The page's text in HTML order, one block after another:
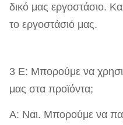
δικό μας εργοστάσιο.
το εργοστάσιό μας.
3 Ε: Μπορούμε να
μας στα προϊόντα;
Α: Ναι. Μπορούμε να